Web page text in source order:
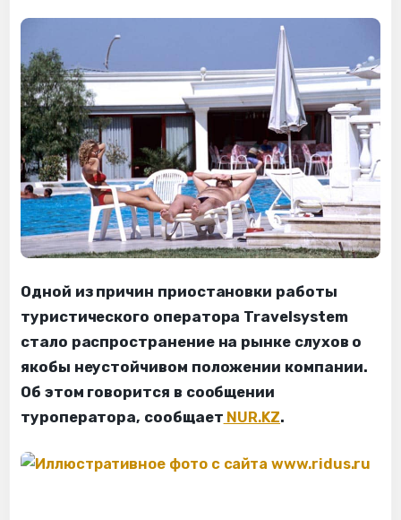
Одной из причин приостановки работы
туристического оператора Travelsystem
стало распространение на рынке слухов о
якобы неустойчивом положении компании.
Об этом говорится в сообщении
туроператора, сообщает NUR.KZ.